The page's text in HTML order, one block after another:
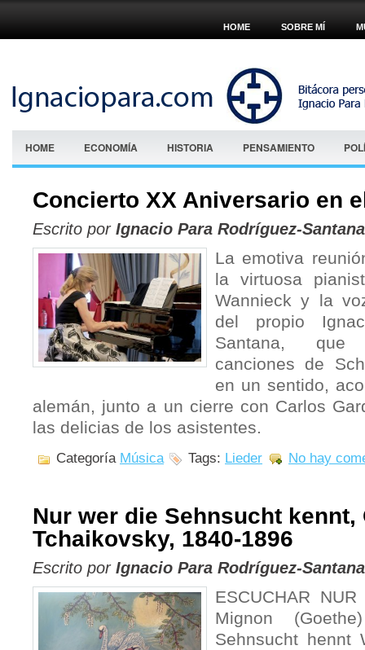
HOME SOBRE MÍ
HOME ECONOMÍA HISTORIA PENSAMIENTO
Concierto XX Aniversario en
Escrito por Ignacio Para Rodríguez-Santana
La emotiva
la virtuosa
Wannieck y la
del propio
Santana, que
canciones de
en un sentido,
alemán, junto a un cierre con Carlos
las delicias de los asistentes.
Categoría Música Tags: Lieder No hay
Nur wer die Sehnsucht kennt,
Tchaikovsky, 1840-1896
Escrito por Ignacio Para Rodríguez-Santana
ESCUCHAR
Mignon
Sehnsucht hennt